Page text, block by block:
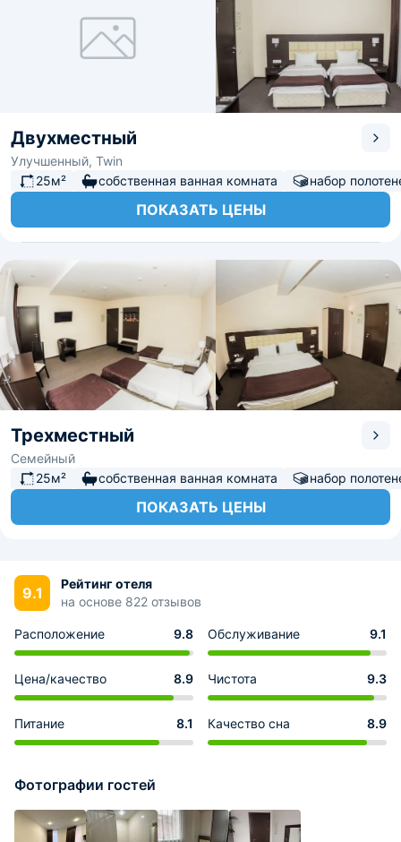
Двухместный
Улучшенный, Twin
25м²
собственная ванная комната набор
ПОКАЗАТЬ ЦЕНЫ
Трехместный
Семейный
25м²
собственная ванная комната набор
ПОКАЗАТЬ ЦЕНЫ
9.1
Рейтинг отеля
на основе 822 отзывов
Расположение 9.8 Обслуживание 9.1
Цена/качество 8.9 Чистота 9.3
Питание 8.1 Качество сна 8.9
Фотографии гостей